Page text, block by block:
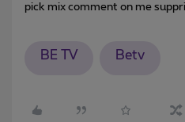
pick mix comment on me
BE TV Betv